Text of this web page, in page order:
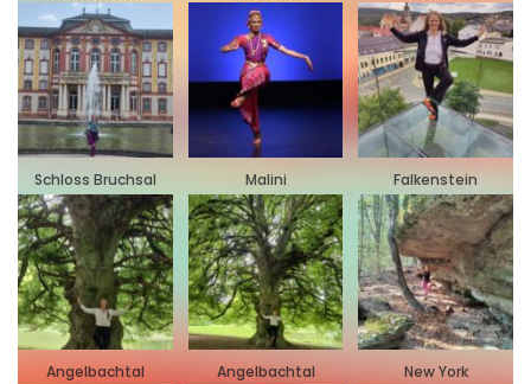
Schloss Bruchsal Malini Falkenstein
Angelbachtal Angelbachtal New York